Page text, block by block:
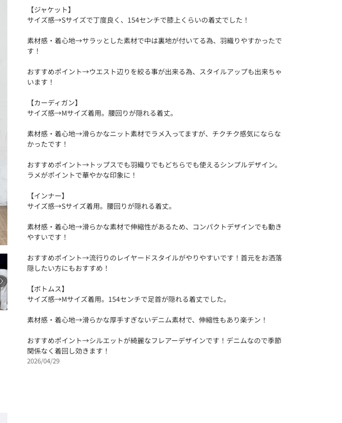
【ジャケット】
サイズ感→Sサイズで丁度良く、154センチで膝上くらいの着丈でした！
素材感・着心地→サラッとした素材で中は裏地が付いてる為、羽織りやすかったで
す！
おすすめポイント→ウエスト辺りを絞る事が出来る為、スタイルアップも出来ちゃ
います！
【カーディガン】
サイズ感→Mサイズ着用。腰回りが隠れる着丈。
素材感・着心地→滑らかなニット素材でラメ入ってますが、チクチク感気にならな
かったです！
おすすめポイント→トップスでも羽織りでもどちらでも使えるシンプルデザイン。
ラメがポイントで華やかな印象に！
【インナー】
サイズ感→Sサイズ着用。腰回りが隠れる着丈。
素材感・着心地→滑らかな素材で伸縮性があるため、コンパクトデザインでも動き
やすいです！
おすすめポイント→流行りのレイヤードスタイルがやりやすいです！首元をお洒落
隠したい方にもおすすめ！
【ボトムス】
サイズ感→Mサイズ着用。154センチで足首が隠れる着丈でした。
素材感・着心地→滑らかな厚手すぎないデニム素材で、伸縮性もあり楽チン！
おすすめポイント→シルエットが綺麗なフレアーデザインです！デニムなので季節
関係なく着回し効きます！
2026/04/29